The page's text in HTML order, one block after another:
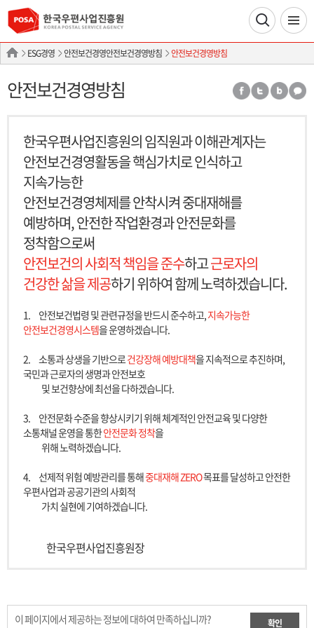
ESG경영 안전보건경영안전보건경영방침 안전보건경영방침
안전보건경영방침
한국우편사업진흥원의 임직원과 이해관계자는
안전보건경영활동을 핵심가치로 인식하고
지속가능한
안전보건경영체제를 안착시켜 중대재해를
예방하며, 안전한 작업환경과 안전문화를
정착함으로써
안전보건의 사회적 책임을 준수하고근로자의
건강한 삶을 제공하기 위하여 함께 노력하겠습니다.
1. 안전보건법령 및 관련규정을 반드시 준수하고,지속가능한
안전보건경영시스템을 운영하겠습니다.
2. 소통과 상생을 기반으로건강장해 예방대책을 지속적으로 추진하며,
국민과 근로자의 생명과 안전보호
및 보건향상에 최선을 다하겠습니다.
3.
안전문화 수준을 향상시키기 위해 체계적인 안전교육 및 다양한
소통채널 운영을 통한안전문화 정착을
위해 노력하겠습니다.
4. 선제적 위험 예방관리를 통해중대재해 ZERO목표를 달성하고 안전한
우편사업과 공공기관의 사회적
가치 실현에 기여하겠습니다.
한국우편사업진흥원장
이 페이지에서 제공하는 정보에 대하여 만족하십니까? 확인